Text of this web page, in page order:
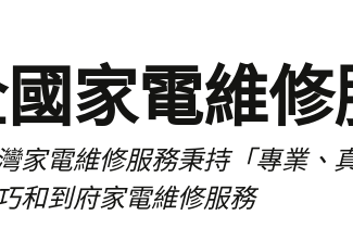
家電維
家電維修服務秉持「專業、
和到府家電維修服務